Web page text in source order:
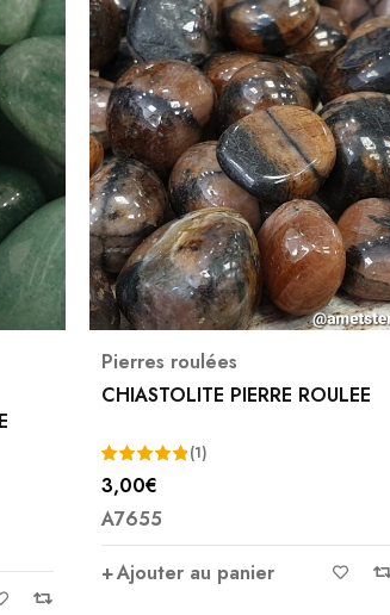
Pierres roulées
CHIASTOLITE PIERRE ROULEE
Note5.00
sur 5
(1)
3,00€
A7655
Ajouter au panier